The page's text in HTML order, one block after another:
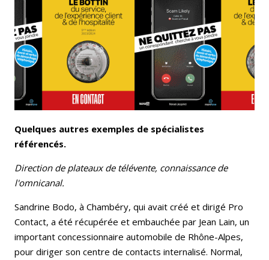
Quelques autres exemples de spécialistes
référencés.
Direction de plateaux de télévente, connaissance de
l'omnicanal.
Sandrine Bodo, à Chambéry, qui avait créé et dirigé Pro
Contact, a été récupérée et embauchée par Jean Lain, un
important concessionnaire automobile de Rhône-Alpes,
pour diriger son centre de contacts internalisé. Normal,